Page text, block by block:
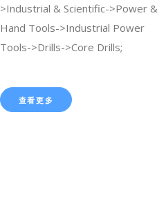
>Industrial & Scientific->Power &
Hand Tools->Industrial Power
Tools->Drills->Core Drills;
查看更多